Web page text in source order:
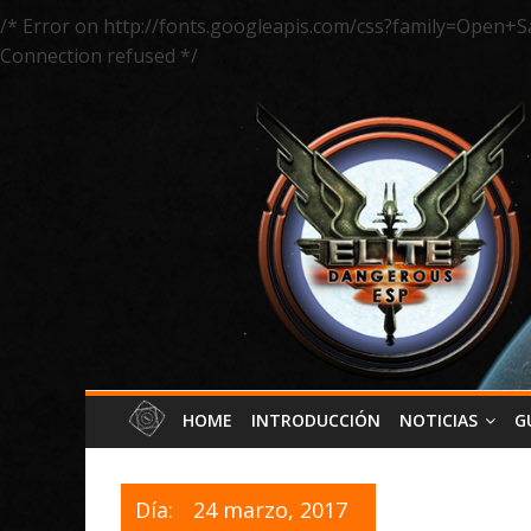
/* Error on http://fonts.googleapis.com/
Connection refused */
HOME INTRODUCCIÓN NOTICIAS
Día: 24 marzo, 2017